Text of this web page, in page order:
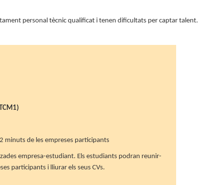
personal tècnic qualificat i tenen dificultats per captar talent.
minuts de les empreses participants
empresa-estudiant. Els estudiants podran reunir-
participants i lliurar els seus CVs.